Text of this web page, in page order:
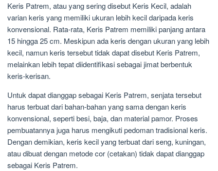
Keris Patrem, atau yang sering disebut Keris Kecil, adalah
varian keris yang memiliki ukuran lebih kecil daripada keris
konvensional. Rata-rata, Keris Patrem memiliki panjang antara
15 hingga 25 cm. Meskipun ada keris dengan ukuran yang lebih
kecil, namun keris tersebut tidak dapat disebut Keris Patrem,
melainkan lebih tepat diidentifikasi sebagai jimat berbentuk
keris-kerisan.
Untuk dapat dianggap sebagai Keris Patrem, senjata tersebut
harus terbuat dari bahan-bahan yang sama dengan keris
konvensional, seperti besi, baja, dan material pamor. Proses
pembuatannya juga harus mengikuti pedoman tradisional keris.
Dengan demikian, keris kecil yang terbuat dari seng, kuningan,
atau dibuat dengan metode cor (cetakan) tidak dapat dianggap
sebagai Keris Patrem.